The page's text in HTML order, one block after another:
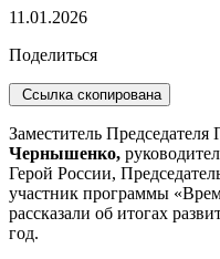
11.01.2026
Поделиться
Ссылка скопирована
Заместитель Председателя
Чернышенко,
Герой России,
участник программы
рассказали об итогах
год.